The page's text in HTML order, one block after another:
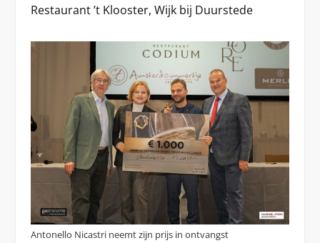
Restaurant ’t Klooster, Wijk bij Duurstede
Antonello Nicastri neemt zijn prijs in ontvangst